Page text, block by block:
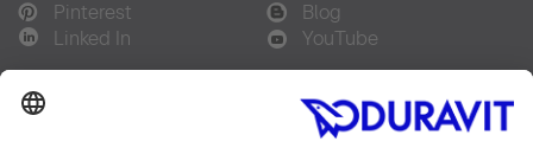
Pinterest
Blog
Linked In
YouTube